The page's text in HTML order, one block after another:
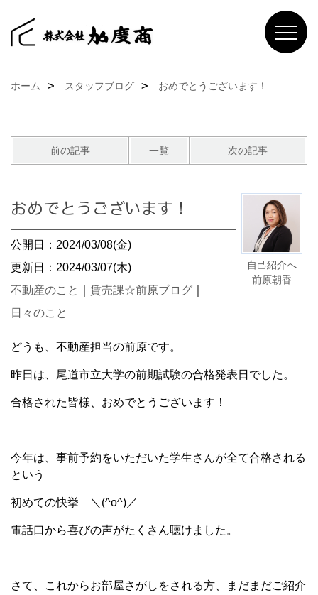
ホーム スタッフブログ おめでとうございます！
前の記事 一覧 次の記事
自己紹介へ
前原朝香
おめでとうございます！
公開日：2024/03/08(金)
更新日：2024/03/07(木)
不動産のこと
賃売課☆前原ブログ
日々のこと
どうも、不動産担当の前原です。
昨日は、尾道市立大学の前期試験の合格発表日でした。
合格された皆様、おめでとうございます！
今年は、事前予約をいただいた学生さんが全て合格される
という
初めての快挙 ＼(^o^)／
電話口から喜びの声がたくさん聴けました。
さて、これからお部屋さがしをされる方、まだまだご紹介